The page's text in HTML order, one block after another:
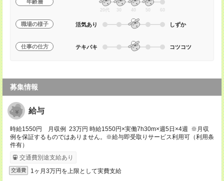
年齢層
20代 30 40 50 60
職場の様子 活気あり しずか
仕事の仕方 テキパキ コツコツ
募集情報
給与
時給1550円 月収例 23万円 時給1550円×実働7h30m×週5日×4週 ※月収
例を保証するものではありません。※給与即受取りサービス利用可（利用条
件有）
交通費別途支給あり
交通費 1ヶ月3万円を上限として実費支給